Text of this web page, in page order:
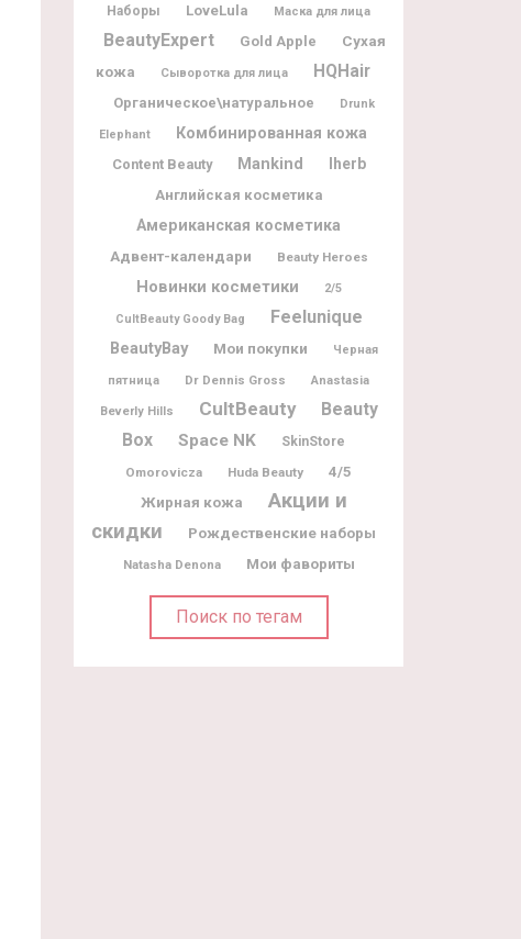
Наборы LoveLula Маска для лица
BeautyExpert Gold Apple
Сухая
кожа
Сыворотка для лица HQHair
Органическое\натуральное Drunk
Elephant Комбинированная кожа
Content Beauty Mankind Iherb
Английская косметика
Американская косметика
Адвент-календари
Beauty Heroes
Новинки косметики 2/5
CultBeauty Goody Bag Feelunique
BeautyBay Мои покупки Черная
пятница Dr Dennis Gross Anastasia
Beverly Hills CultBeauty
Beauty
Box
Space NK
SkinStore
Omorovicza
Huda Beauty 4/5
Жирная кожа
Акции и
скидки
Рождественские наборы
Natasha Denona Мои фавориты
Поиск по тегам